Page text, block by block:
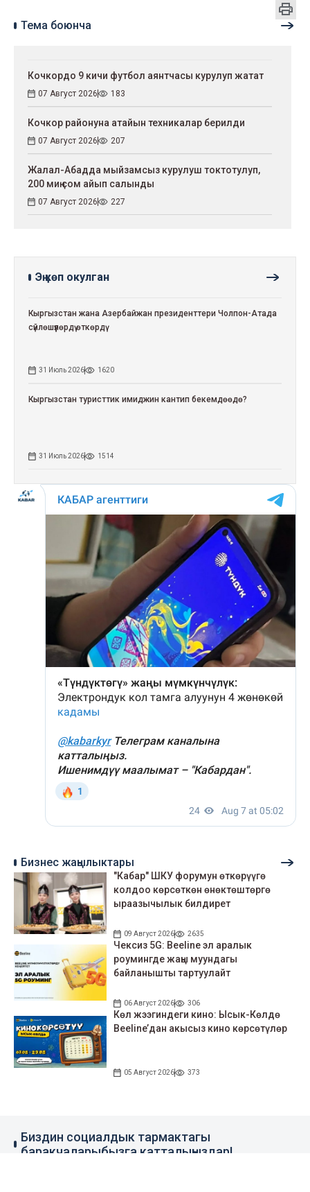
Тема боюнча
Кочкордо 9 кичи футбол аянтчасы курулуп жатат
07 Август 2026 183
Кочкор районуна атайын техникалар берилди
07 Август 2026 207
Жалал-Абадда мыйзамсыз курулуш токтотулуп,
200 миң сом айып салынды
07 Август 2026 227
Эң көп окулган
Кыргызстан жана Азербайжан президенттери Чолпон-Атада
сүйлөшүүлөрдү өткөрдү
31 Июль 2026 1620
Кыргызстан туристтик имиджин кантип бекемдөөдө?
31 Июль 2026 1514
Бизнес жаңылыктары
"Кабар" ШКУ форумун өткөрүүгө
колдоо көрсөткөн өнөктөштөргө
ыраазычылык билдирет
09 Август 2026 2635
Чексиз 5G: Beeline эл аралык
роумингде жаңы муундагы
байланышты тартуулайт
06 Август 2026 306
Көл жээгиндеги кино: Ысык-Көлдө
Beeline’дан акысыз кино көрсөтүлөр
05 Август 2026 373
Биздин социалдык тармактагы
баракчаларыбызга катталыңыздар!